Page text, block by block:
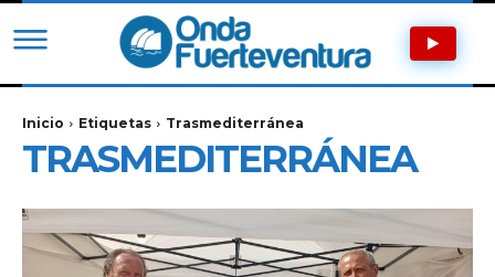
Inicio Etiquetas Trasmediterránea
TRASMEDITERRÁNEA